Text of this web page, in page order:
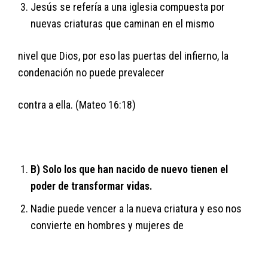
Jesús se refería a una iglesia compuesta por
nuevas criaturas que caminan en el mismo
nivel que Dios, por eso las puertas del infierno, la
condenación no puede prevalecer
contra a ella. (Mateo 16:18)
B) Solo los que han nacido de nuevo tienen el
poder de transformar vidas.
Nadie puede vencer a la nueva criatura y eso nos
convierte en hombres y mujeres de